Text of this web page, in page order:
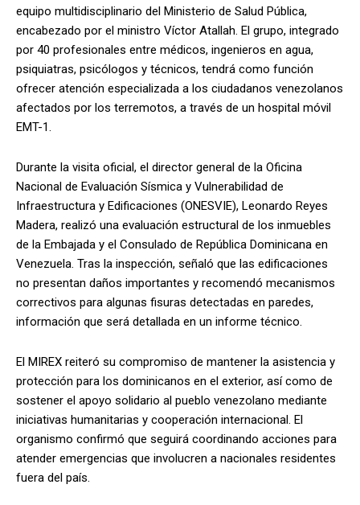
equipo multidisciplinario del Ministerio de Salud Pública,
encabezado por el ministro Víctor Atallah. El grupo, integrado
por 40 profesionales entre médicos, ingenieros en agua,
psiquiatras, psicólogos y técnicos, tendrá como función
ofrecer atención especializada a los ciudadanos venezolanos
afectados por los terremotos, a través de un hospital móvil
EMT-1.
Durante la visita oficial, el director general de la Oficina
Nacional de Evaluación Sísmica y Vulnerabilidad de
Infraestructura y Edificaciones (ONESVIE), Leonardo Reyes
Madera, realizó una evaluación estructural de los inmuebles
de la Embajada y el Consulado de República Dominicana en
Venezuela. Tras la inspección, señaló que las edificaciones
no presentan daños importantes y recomendó mecanismos
correctivos para algunas fisuras detectadas en paredes,
información que será detallada en un informe técnico.
El MIREX reiteró su compromiso de mantener la asistencia y
protección para los dominicanos en el exterior, así como de
sostener el apoyo solidario al pueblo venezolano mediante
iniciativas humanitarias y cooperación internacional. El
organismo confirmó que seguirá coordinando acciones para
atender emergencias que involucren a nacionales residentes
fuera del país.